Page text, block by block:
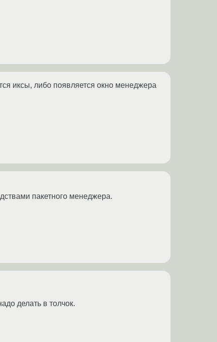
иксы, либо появляется окно менеджера
пакетного менеджера.
делать в толчок.